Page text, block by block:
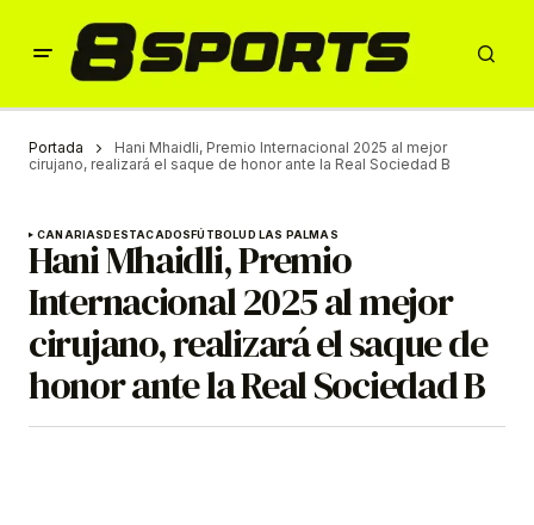
Portada
Hani Mhaidli, Premio Internacional 2025 al mejor
cirujano, realizará el saque de honor ante la Real Sociedad B
CANARIASDESTACADOSFÚTBOLUD LAS PALMAS
Hani Mhaidli, Premio
Internacional 2025 al mejor
cirujano, realizará el saque de
honor ante la Real Sociedad B